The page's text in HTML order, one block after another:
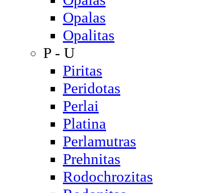
Opalas
Opalitas
P - U
Piritas
Peridotas
Perlai
Platina
Perlamutras
Prehnitas
Rodochrozitas